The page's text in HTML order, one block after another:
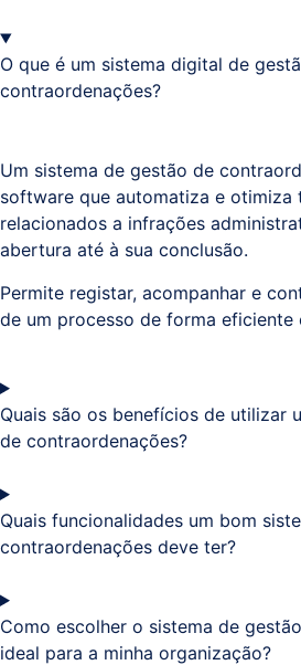
O que é um sistema digital de
contraordenações?
Um sistema de gestão de
software que automatiza e otimiza
relacionados a infrações
abertura até à sua conclusão.
Permite registar, acompanhar e
de um processo de forma eficiente
Quais são os benefícios de utilizar
de contraordenações?
Quais funcionalidades um bom
contraordenações deve ter?
Como escolher o sistema de
ideal para a minha organização?